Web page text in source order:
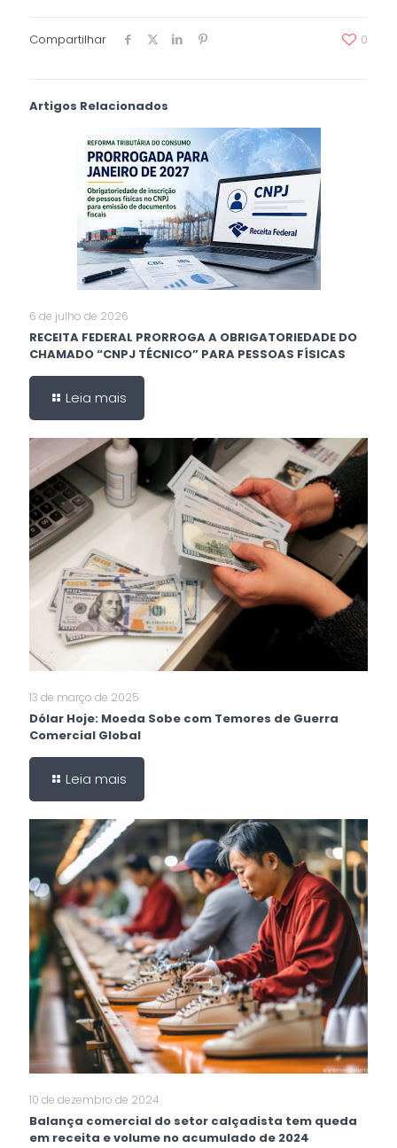
Compartilhar 0
Artigos Relacionados
6 de julho de 2026
RECEITA FEDERAL PRORROGA A OBRIGATORIEDADE DO
CHAMADO “CNPJ TÉCNICO” PARA PESSOAS FÍSICAS
Leia mais
13 de março de 2025
Dólar Hoje: Moeda Sobe com Temores de Guerra
Comercial Global
Leia mais
10 de dezembro de 2024
Balança comercial do setor calçadista tem queda
em receita e volume no acumulado de 2024